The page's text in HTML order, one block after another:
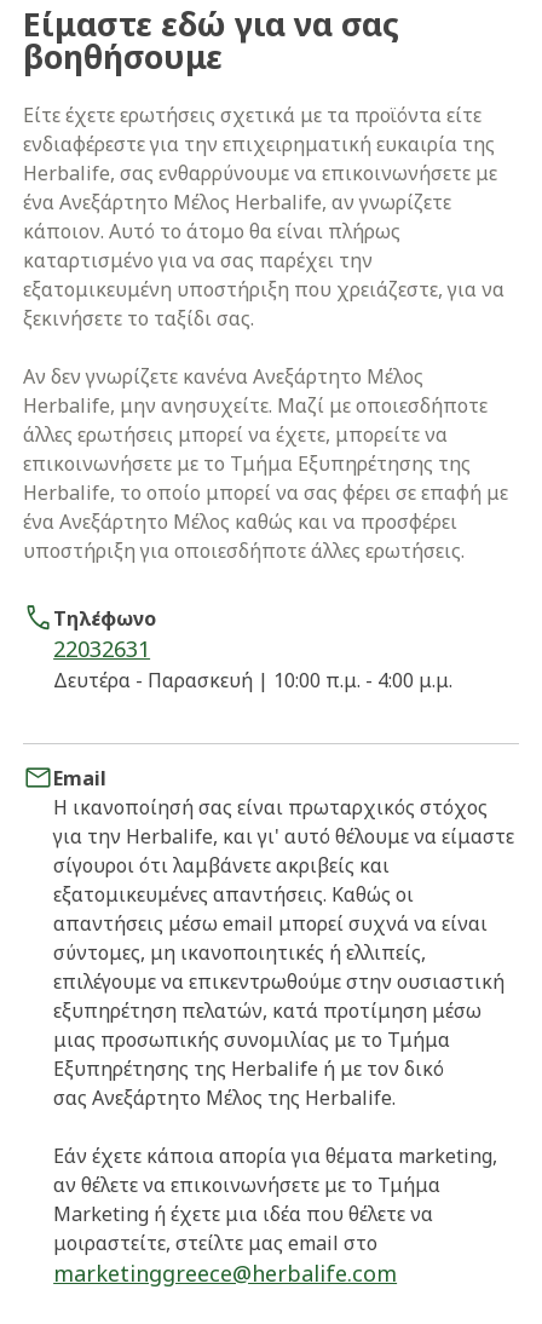
Είμαστε εδώ για να σας
βοηθήσουμε
Είτε έχετε ερωτήσεις σχετικά με τα προϊόντα είτε
ενδιαφέρεστε για την επιχειρηματική ευκαιρία της
Herbalife, σας ενθαρρύνουμε να επικοινωνήσετε με
ένα Ανεξάρτητο Μέλος Herbalife, αν γνωρίζετε
κάποιον. Αυτό το άτομο θα είναι πλήρως
καταρτισμένο για να σας παρέχει την
εξατομικευμένη υποστήριξη που χρειάζεστε, για να
ξεκινήσετε το ταξίδι σας.
Αν δεν γνωρίζετε κανένα Ανεξάρτητο Μέλος
Herbalife, μην ανησυχείτε. Μαζί με οποιεσδήποτε
άλλες ερωτήσεις μπορεί να έχετε, μπορείτε να
επικοινωνήσετε με το Τμήμα Εξυπηρέτησης της
Herbalife, το οποίο μπορεί να σας φέρει σε επαφή με
ένα Ανεξάρτητο Μέλος καθώς και να προσφέρει
υποστήριξη για οποιεσδήποτε άλλες ερωτήσεις.
Τηλέφωνο
22032631
Δευτέρα - Παρασκευή | 10:00 π.μ. - 4:00 μ.μ.
Email
Η ικανοποίησή σας είναι πρωταρχικός στόχος
για την Herbalife, και γι' αυτό θέλουμε να είμαστε
σίγουροι ότι λαμβάνετε ακριβείς και
εξατομικευμένες απαντήσεις. Καθώς οι
απαντήσεις μέσω email μπορεί συχνά να είναι
σύντομες, μη ικανοποιητικές ή ελλιπείς,
επιλέγουμε να επικεντρωθούμε στην ουσιαστική
εξυπηρέτηση πελατών, κατά προτίμηση μέσω
μιας προσωπικής συνομιλίας με το Τμήμα
Εξυπηρέτησης της Herbalife ή με τον δικό
σας Ανεξάρτητο Μέλος της Herbalife.
Εάν έχετε κάποια απορία για θέματα marketing,
αν θέλετε να επικοινωνήσετε με το Τμήμα
Marketing ή έχετε μια ιδέα που θέλετε να
μοιραστείτε, στείλτε μας email στο
marketinggreece@herbalife.com